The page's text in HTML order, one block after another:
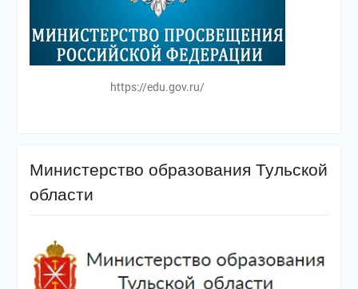
https://edu.gov.ru/
Министерство образования Тульской
области